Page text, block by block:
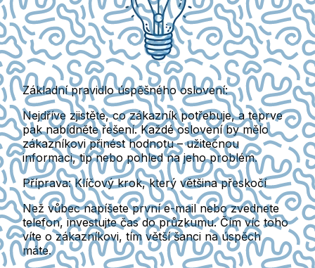
Základní pravidlo úspěšného oslovení:
Nejdříve zjistěte, co zákazník potřebuje, a teprve
pak nabídněte řešení. Každé oslovení by mělo
zákazníkovi přinést hodnotu – užitečnou
informaci, tip nebo pohled na jeho problém.
Příprava: Klíčový krok, který většina přeskočí
Než vůbec napíšete první e-mail nebo zvednete
telefon, investujte čas do průzkumu. Čím víc toho
víte o zákazníkovi, tím větší šanci na úspěch
máte.